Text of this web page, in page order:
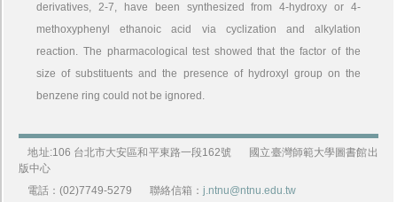
derivatives, 2-7, have been synthesized from 4-hydroxy or 4-
methoxyphenyl ethanoic acid via cyclization and alkylation
reaction. The pharmacological test showed that the factor of the
size of substituents and the presence of hydroxyl group on the
benzene ring could not be ignored.
地址:106 台北市大安區和平東路一段162號
國立臺灣師範大學圖書館出
版中心
電話：(02)7749-5279
聯絡信箱：j.ntnu@ntnu.edu.tw